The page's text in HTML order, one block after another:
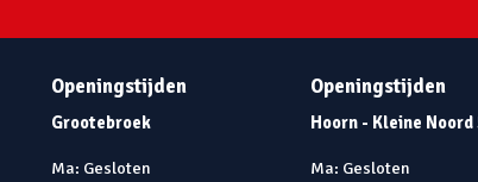
Openingstijden
Grootebroek
Ma: Gesloten
Openingstijden
Hoorn - Kleine Noord
Ma: Gesloten